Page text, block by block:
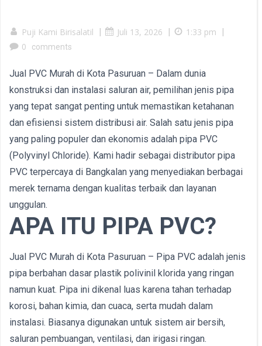
Puji Kami Birisalatil | Juli 13, 2026 | 1:33 pm
|
0
comments
Jual PVC Murah di Kota Pasuruan – Dalam dunia
konstruksi dan instalasi saluran air, pemilihan jenis pipa
yang tepat sangat penting untuk memastikan ketahanan
dan efisiensi sistem distribusi air. Salah satu jenis pipa
yang paling populer dan ekonomis adalah pipa PVC
(Polyvinyl Chloride). Kami hadir sebagai distributor pipa
PVC terpercaya di Bangkalan yang menyediakan berbagai
merek ternama dengan kualitas terbaik dan layanan
unggulan.
APA ITU PIPA PVC?
Jual PVC Murah di Kota Pasuruan – Pipa PVC adalah jenis
pipa berbahan dasar plastik polivinil klorida yang ringan
namun kuat. Pipa ini dikenal luas karena tahan terhadap
korosi, bahan kimia, dan cuaca, serta mudah dalam
instalasi. Biasanya digunakan untuk sistem air bersih,
saluran pembuangan, ventilasi, dan irigasi ringan.